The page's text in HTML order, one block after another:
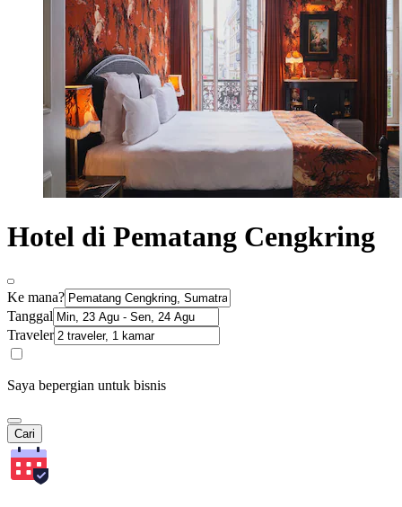
Hotel di Pematang Cengkring
Ke mana?
Tanggal
Traveler
Saya bepergian untuk bisnis
Cari